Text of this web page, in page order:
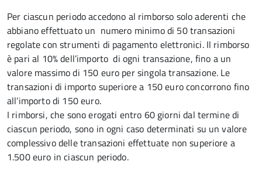
Per ciascun periodo accedono al rimborso solo aderenti che
abbiano effettuato un numero minimo di 50 transazioni
regolate con strumenti di pagamento elettronici. Il rimborso
è pari al 10% dell’importo di ogni transazione, fino a un
valore massimo di 150 euro per singola transazione. Le
transazioni di importo superiore a 150 euro concorrono fino
all’importo di 150 euro.
I rimborsi, che sono erogati entro 60 giorni dal termine di
ciascun periodo, sono in ogni caso determinati su un valore
complessivo delle transazioni effettuate non superiore a
1.500 euro in ciascun periodo.